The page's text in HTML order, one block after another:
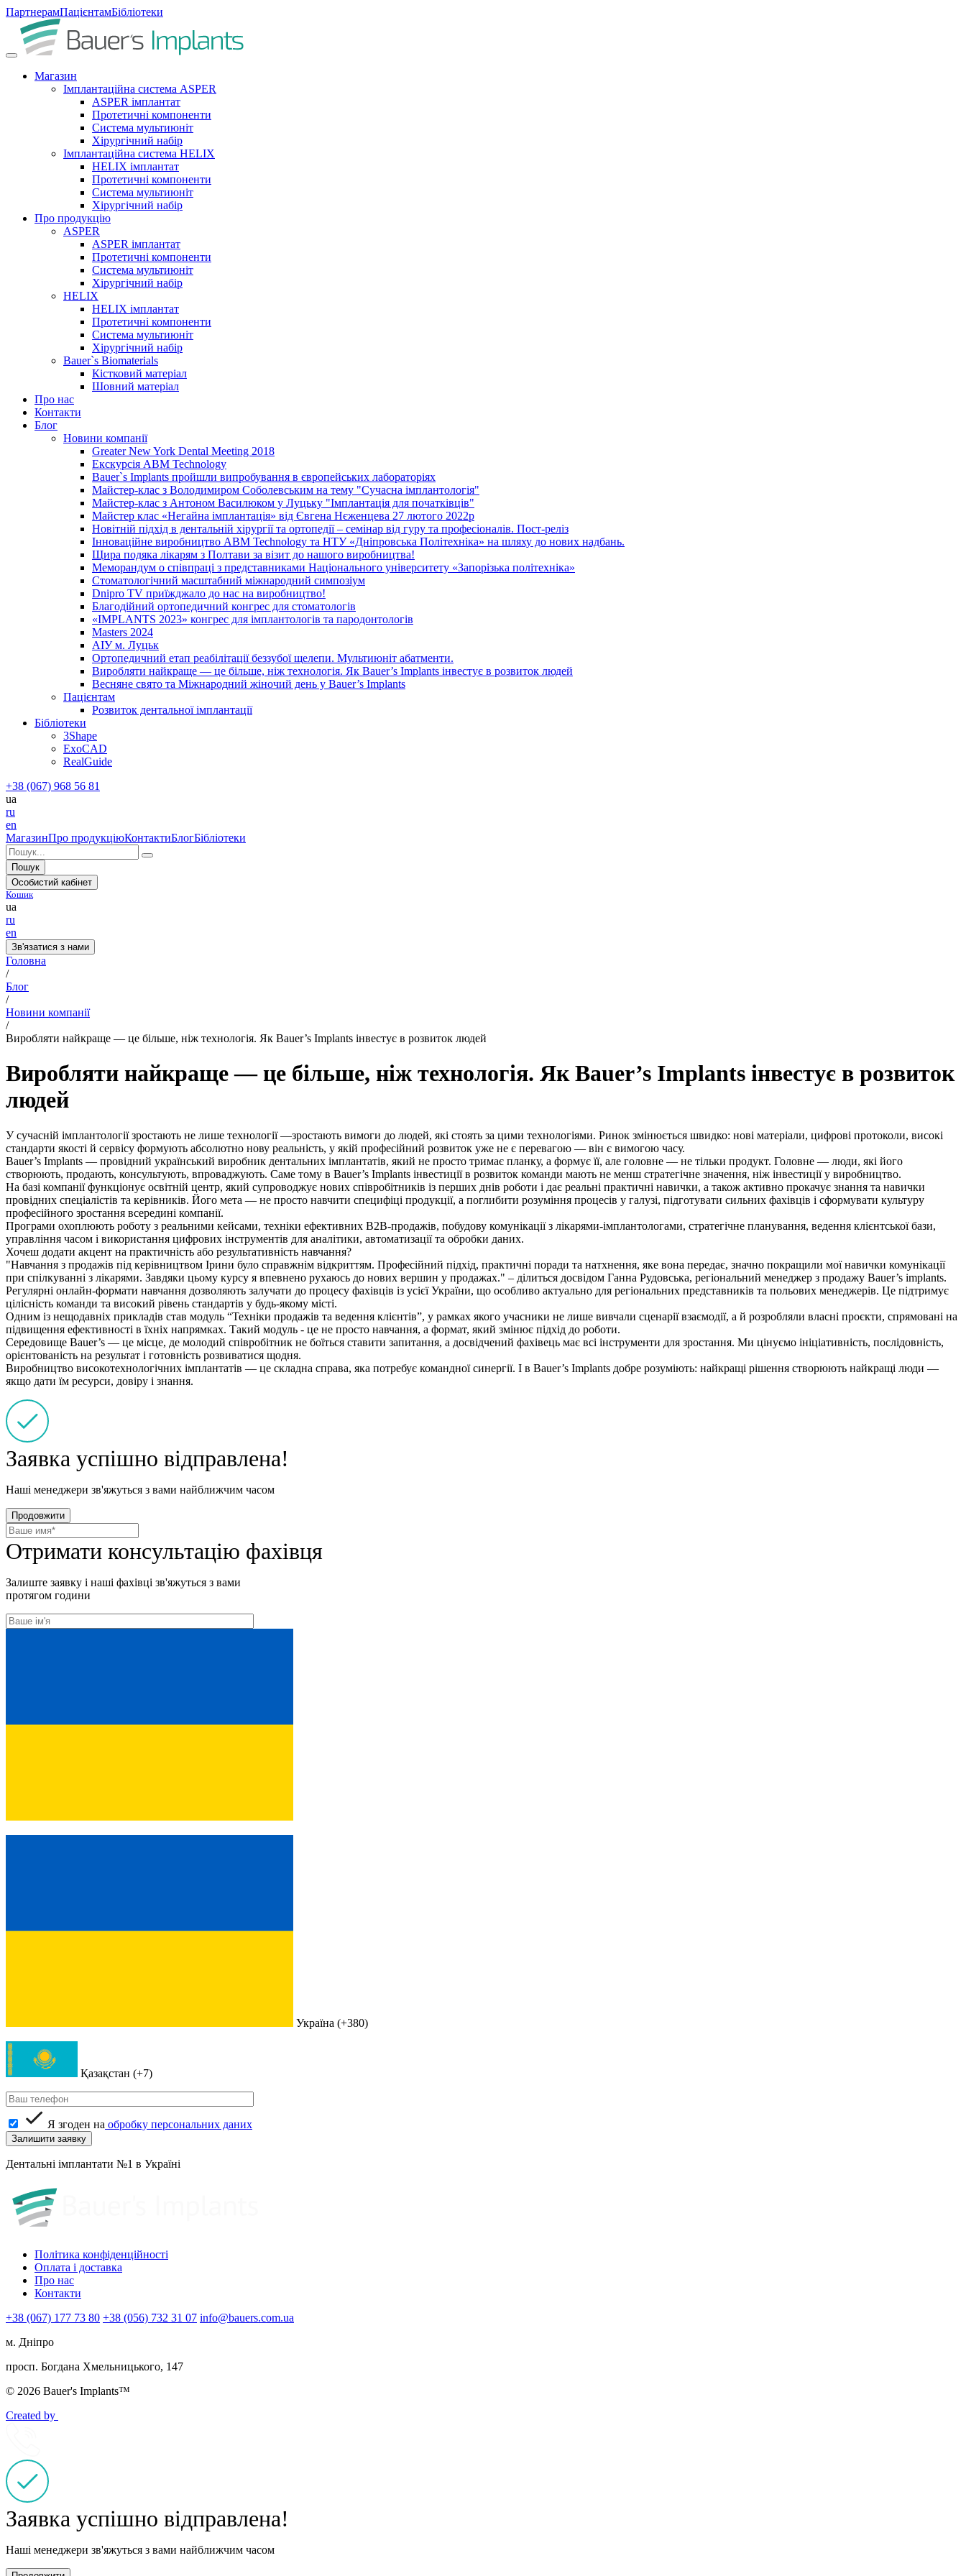
ПартнерамПацієнтамБібліотеки
Магазин
Імплантаційна система ASPER
ASPER імплантат
Протетичні компоненти
Система мультиюніт
Хірургічний набір
Імплантаційна система HELIX
HELIX імплантат
Протетичні компоненти
Система мультиюніт
Хірургічний набір
Про продукцію
ASPER
ASPER імплантат
Протетичні компоненти
Система мультиюніт
Хірургічний набір
HELIX
HELIX імплантат
Протетичні компоненти
Система мультиюніт
Хірургічний набір
Bauer`s Biomaterials
Кістковий матеріал
Шовний матеріал
Про нас
Контакти
Блог
Новини компанії
Greater New York Dental Meeting 2018
Екскурсія ABM Technology
Bauer`s Implants пройшли випробування в європейських лабораторіях
Майстер-клас з Володимиром Соболевським на тему "Сучасна імплантологія"
Майстер-клас з Антоном Василюком у Луцьку "Імплантація для початківців"
Майстер клас «Негайна імплантація» від Євгена Нєженцева 27 лютого 2022р
Новітній підхід в дентальній хірургії та ортопедії – семінар від гуру та професіоналів. Пост-реліз
Інноваційне виробництво ABM Technology та НТУ «Дніпровська Політехніка» на шляху до нових надбань.
Щира подяка лікарям з Полтави за візит до нашого виробництва!
Меморандум о співпраці з представниками Національного університету «Запорізька політехніка»
Стоматологічний масштабний міжнародний симпозіум
Dnipro TV приїжджало до нас на виробництво!
Благодійний ортопедичний конгрес для стоматологів
«IMPLANTS 2023» конгрес для імплантологів та пародонтологів
Masters 2024
АІУ м. Луцьк
Ортопедичний етап реабілітації беззубої щелепи. Мультиюніт абатменти.
Виробляти найкраще — це більше, ніж технологія. Як Bauer’s Implants інвестує в розвиток людей
Весняне свято та Міжнародний жіночий день у Bauer’s Implants
Пацієнтам
Розвиток дентальної імплантації
Бібліотеки
3Shape
ExoCAD
RealGuide
+38 (067) 968 56 81
ua
ru
en
МагазинПро продукціюКонтактиБлогБібліотеки
Пошук
Особистий кабінет
Кошик
ua
ru
en
Зв'язатися з нами
Головна
/
Блог
/
Новини компанії
/
Виробляти найкраще — це більше, ніж технологія. Як Bauer’s Implants інвестує в розвиток людей
Виробляти найкраще — це більше, ніж технологія. Як Bauer’s Implants інвестує в розвиток
людей
У сучасній імплантології зростають не лише технології —зростають вимоги до людей, які стоять за цими технологіями. Ринок змінюється швидко: нові матеріали, цифрові протоколи, високі
стандарти якості й сервісу формують абсолютно нову реальність, у якій професійний розвиток уже не є перевагою — він є вимогою часу.
Bauer’s Implants — провідний український виробник дентальних імплантатів, який не просто тримає планку, а формує її, але головне — не тільки продукт. Головне — люди, які його
створюють, продають, консультують, впроваджують. Саме тому в Bauer’s Implants інвестиції в розвиток команди мають не менш стратегічне значення, ніж інвестиції у виробництво.
На базі компанії функціонує освітній центр, який супроводжує нових співробітників із перших днів роботи і дає реальні практичні навички, а також активно прокачує знання та навички
провідних спеціалістів та керівників. Його мета — не просто навчити специфіці продукції, а поглибити розуміння процесів у галузі, підготувати сильних фахівців і сформувати культуру
професійного зростання всередині компанії.
Програми охоплюють роботу з реальними кейсами, техніки ефективних B2B-продажів, побудову комунікації з лікарями-імплантологами, стратегічне планування, ведення клієнтської бази,
управління часом і використання цифрових інструментів для аналітики, автоматизації та обробки даних.
Хочеш додати акцент на практичність або результативність навчання?
"Навчання з продажів під керівництвом Ірини було справжнім відкриттям. Професійний підхід, практичні поради та натхнення, яке вона передає, значно покращили мої навички комунікації
при спілкуванні з лікарями. Завдяки цьому курсу я впевнено рухаюсь до нових вершин у продажах." – ділиться досвідом Ганна Рудовська, регіональний менеджер з продажу Bauer’s implants.
Регулярні онлайн-формати навчання дозволяють залучати до процесу фахівців із усієї України, що особливо актуально для регіональних представників та польових менеджерів. Це підтримує
цілісність команди та високий рівень стандартів у будь-якому місті.
Одним із нещодавніх прикладів став модуль “Техніки продажів та ведення клієнтів”, у рамках якого учасники не лише вивчали сценарії взаємодії, а й розробляли власні проєкти, спрямовані на
підвищення ефективності в їхніх напрямках. Такий модуль - це не просто навчання, а формат, який змінює підхід до роботи.
Середовище Bauer’s — це місце, де молодий співробітник не боїться ставити запитання, а досвідчений фахівець має всі інструменти для зростання. Ми цінуємо ініціативність, послідовність,
орієнтованість на результат і готовність розвиватися щодня.
Виробництво високотехнологічних імплантатів — це складна справа, яка потребує командної синергії. І в Bauer’s Implants добре розуміють: найкращі рішення створюють найкращі люди —
якщо дати їм ресурси, довіру і знання.
Заявка успішно відправлена!
Наші менеджери зв'яжуться з вами найближчим часом
Продовжити
Отримати консультацію фахівця
Залиште заявку і наші фахівці зв'яжуться з вами
протягом години
Україна (+380)
Қазақстан (+7)
Я згоден на обробку персональних даних
Дентальні імплантати №1 в Україні
Політика конфіденційності
Оплата і доставка
Про нас
Контакти
+38 (067) 177 73 80 +38 (056) 732 31 07 info@bauers.com.ua
м. Дніпро
просп. Богдана Хмельницького, 147
© 2026 Bauer's Implants™
Created by
Заявка успішно відправлена!
Наші менеджери зв'яжуться з вами найближчим часом